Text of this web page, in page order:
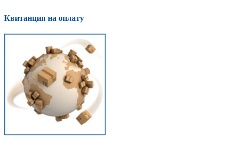
Квитанция на оплату